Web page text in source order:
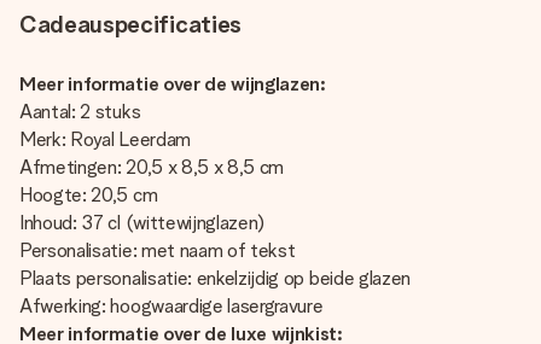
Cadeauspecificaties
Meer informatie over de wijnglazen:
Aantal: 2 stuks
Merk: Royal Leerdam
Afmetingen: 20,5 x 8,5 x 8,5 cm
Hoogte: 20,5 cm
Inhoud: 37 cl (wittewijnglazen)
Personalisatie: met naam of tekst
Plaats personalisatie: enkelzijdig op beide glazen
Afwerking: hoogwaardige lasergravure
Meer informatie over de luxe wijnkist: